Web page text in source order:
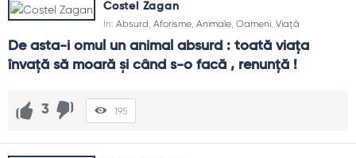
Costel Zagan
In: Absurd, Aforisme, Animale, Oameni, Viață
De asta-i omul un animal absurd : toată viaţa
învaţă să moară şi când s-o facă , renunţă !
3 195